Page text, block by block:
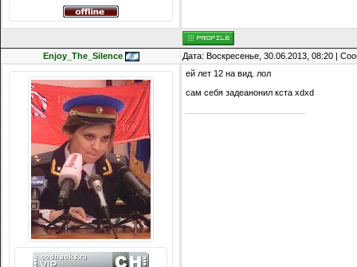
Enjoy_The_Silence Дата: Воскресенье, 30.06.2013, 08:20 |
ей лет 12 на вид. лол
сам себя задеанонил кста xdxd